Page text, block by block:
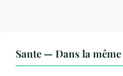
Sante — Dans la